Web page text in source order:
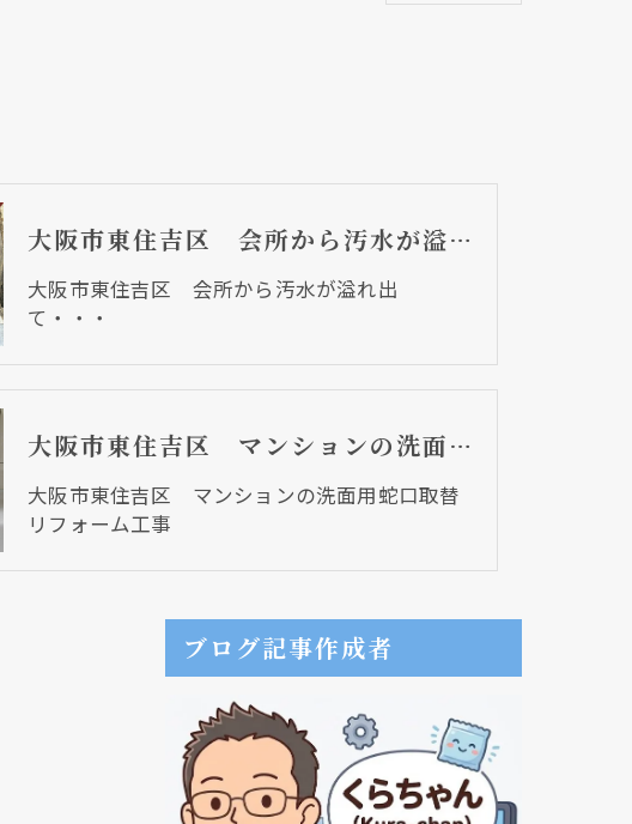
大阪市東住吉区 会所から汚水が溢れ出て・・・
大阪市東住吉区 会所から汚水が溢れ出
て・・・
大阪市東住吉区 マンションの洗面用蛇口取替リフォーム工事
大阪市東住吉区 マンションの洗面用蛇口取替
リフォーム工事
ブログ記事作成者